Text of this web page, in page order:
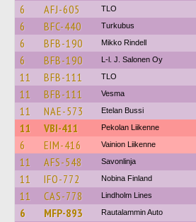
6 AFJ-605 TLO
6 BFC-440 Turkubus
6 BFB-190 Mikko Rindell
6 BFB-190 L-l. J. Salonen Oy
11 BFB-111 TLO
11 BFB-111 Vesma
11 NAE-573 Etelan Bussi
11 VBI-411 Pekolan Liikenne
6 EIM-416 Vainion Liikenne
11 AFS-548 Savonlinja
11 IFO-772 Nobina Finland
11 CAS-778 Lindholm Lines
6 MFP-893 Rautalammin Auto